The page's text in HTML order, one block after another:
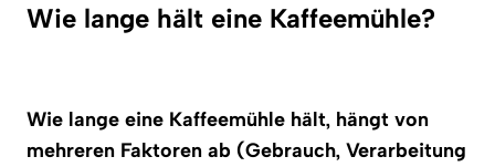
Wie lange hält eine Kaffeemühle?
Wie lange eine Kaffeemühle hält, hängt von
mehreren Faktoren ab (Gebrauch, Verarbeitung